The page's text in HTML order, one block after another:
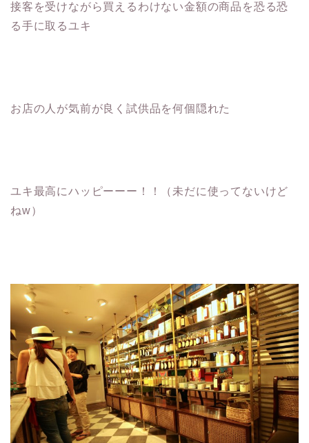
接客を受けながら買えるわけない金額の商品を恐る恐
る手に取るユキ
お店の人が気前が良く試供品を何個隠れた
ユキ最高にハッピーーー！！（未だに使ってないけど
ねw）